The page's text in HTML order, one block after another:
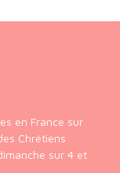
en France sur
Chrétiens
sur 4 et